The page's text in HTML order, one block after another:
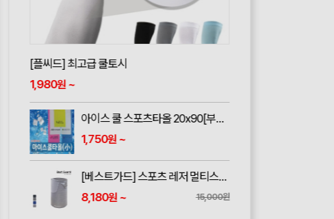
[플씨드] 최고급 쿨토시
1,980원~
아이스 쿨 스포츠타올 20x90[부분컬러인쇄]
1,750원~
[베스트가드] 스포츠 레저 멀티스카프 BG-2010
8,180원~ 15,000원